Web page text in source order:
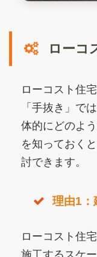
ローコ
ローコスト住
「手抜き」で
体的にどのよ
を知っておく
討できます。
理由1：
ローコスト住
施工するスケ